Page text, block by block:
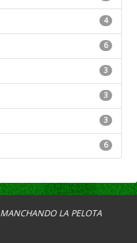
4
6
3
3
3
6
MANCHANDO LA PELOTA